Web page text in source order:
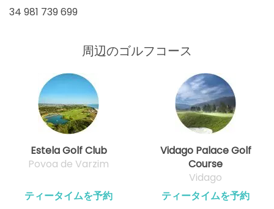
34 981 739 699
周辺のゴルフコース
Estela Golf Club
Povoa de Varzim
ティータイムを予約
Vidago Palace Golf
Course
Vidago
ティータイムを予約